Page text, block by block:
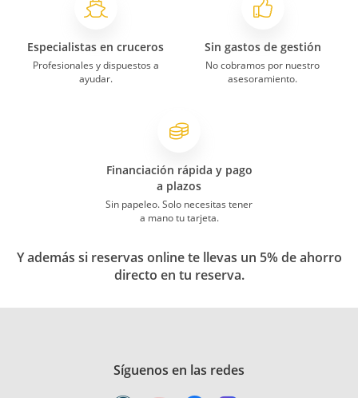
Especialistas en cruceros
Profesionales y dispuestos a
ayudar.
Sin gastos de gestión
No cobramos por nuestro
asesoramiento.
Financiación rápida y pago
a plazos
Sin papeleo. Solo necesitas tener
a mano tu tarjeta.
Y además si reservas online te llevas un 5% de ahorro
directo en tu reserva.
Síguenos en las redes